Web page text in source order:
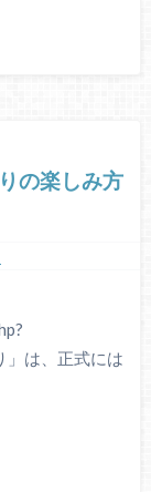
の楽しみ方
は、正式には